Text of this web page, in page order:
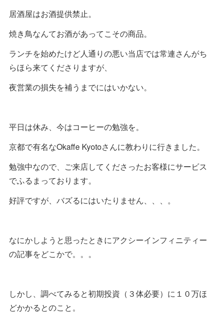
居酒屋はお酒提供禁止。
焼き鳥なんてお酒があってこその商品。
ランチを始めたけど人通りの悪い当店では常連さんがち
らほら来てくださりますが、
夜営業の損失を補うまでにはいかない。
平日は休み、今はコーヒーの勉強を。
京都で有名なOkaffe Kyotoさんに教わりに行きました。
勉強中なので、ご来店してくださったお客様にサービス
でふるまっております。
好評ですが、バズるにはいたりません、、、。
なにかしようと思ったときにアクシーインフィニティー
の記事をどこかで。。。
しかし、調べてみると初期投資（３体必要）に１０万ほ
どかかるとのこと。